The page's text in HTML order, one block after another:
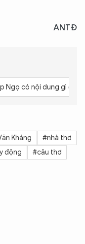
ANTĐ
Ngọ có nội dung gì đặc
Kháng
#nhà thơ
động #câu thơ